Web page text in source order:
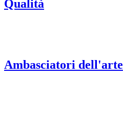
Qualità
Ambasciatori dell'arte